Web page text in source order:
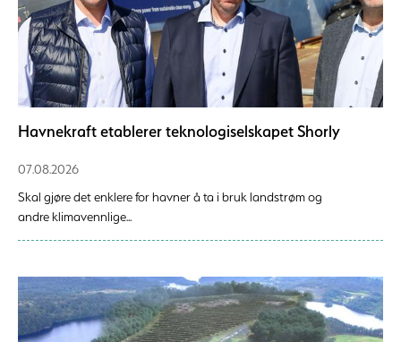
Havnekraft etablerer teknologiselskapet Shorly
07.08.2026
Skal gjøre det enklere for havner å ta i bruk landstrøm og
andre klimavennlige...